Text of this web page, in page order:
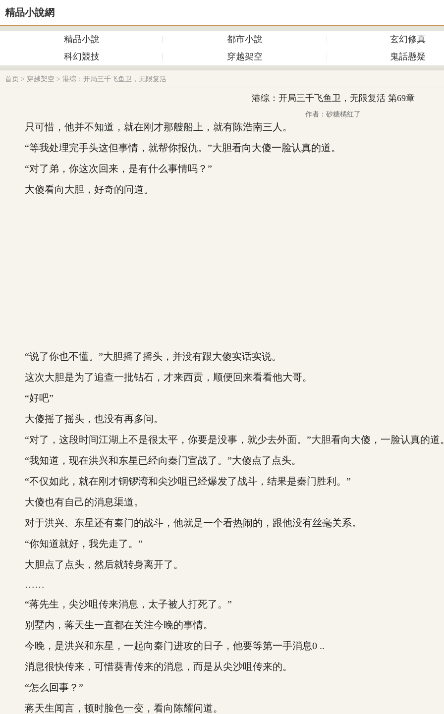
精品小說網
精品小說 都市小說 玄幻修真
科幻競技
穿越架空 鬼話懸疑
首页 > 穿越架空 > 港综：开局三千飞鱼卫，无限复活
港综：开局三千飞鱼卫，无限复活 第69章
作者：砂糖橘红了
只可惜，他并不知道，就在刚才那艘船上，就有陈浩南三人。
“等我处理完手头这但事情，就帮你报仇。”大胆看向大傻一脸认真的道。
“对了弟，你这次回来，是有什么事情吗？”
大傻看向大胆，好奇的问道。
“说了你也不懂。”大胆摇了摇头，并没有跟大傻实话实说。
这次大胆是为了追查一批钻石，才来西贡，顺便回来看看他大哥。
“好吧”
大傻摇了摇头，也没有再多问。
“对了，这段时间江湖上不是很太平，你要是没事，就少去外面。”大胆看向大傻，一脸认真的道。
“我知道，现在洪兴和东星已经向秦门宣战了。”大傻点了点头。
“不仅如此，就在刚才铜锣湾和尖沙咀已经爆发了战斗，结果是秦门胜利。”
大傻也有自己的消息渠道。
对于洪兴、东星还有秦门的战斗，他就是一个看热闹的，跟他没有丝毫关系。
“你知道就好，我先走了。”
大胆点了点头，然后就转身离开了。
……
“蒋先生，尖沙咀传来消息，太子被人打死了。”
别墅内，蒋天生一直都在关注今晚的事情。
今晚，是洪兴和东星，一起向秦门进攻的日子，他要等第一手消息0 ..
消息很快传来，可惜葵青传来的消息，而是从尖沙咀传来的。
“怎么回事？”
蒋天生闻言，顿时脸色一变，看向陈耀问道。